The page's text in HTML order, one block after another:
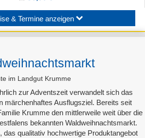
& Termine anzeigen
im Landgut Krumme
zur Adventszeit verwandelt sich das
märchenhaftes Ausflugsziel. Bereits seit
Krumme den mittlerweile weit über die
bekannten Waldweihnachtsmarkt.
das qualitativ hochwertige Produktangebot